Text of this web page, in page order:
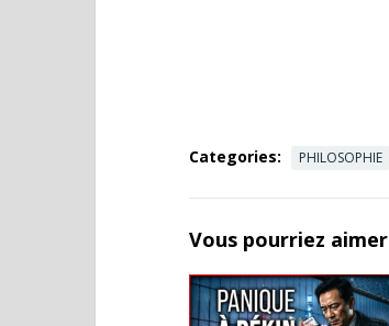
Categories: PHILOSOPHIE
Vous pourriez aimer